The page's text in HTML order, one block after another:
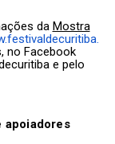
da Mostra
no Facebook
e pelo
apoiadores